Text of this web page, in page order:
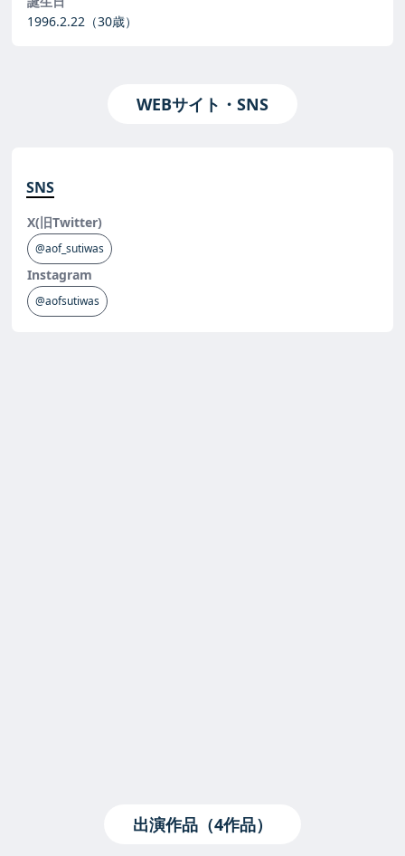
1996.2.22 （30歳）
WEBサイト・SNS
SNS
X(旧Twitter)
@aof_sutiwas
Instagram
@aofsutiwas
出演作品（4作品）